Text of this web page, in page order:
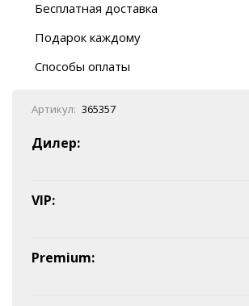
Бесплатная доставка
Автобусы (по ЮФО)
“BlaBlaCar” (по ЮФО)
Подарок каждому
Способы оплаты
Наличные
Эквайринг
Оплата на P/C
Артикул: 365357
Дилер:
VIP:
Premium: